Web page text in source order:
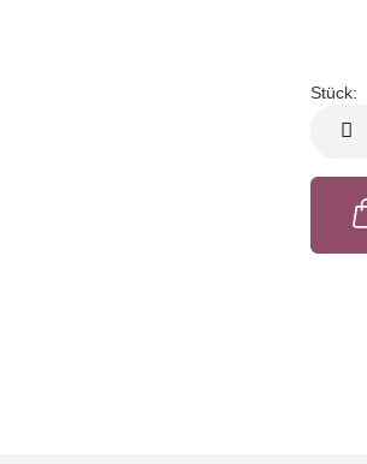
Stück:
Stück